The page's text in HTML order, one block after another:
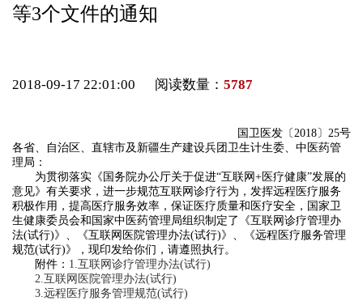
会员中心
等3个文件的通知
2018-09-17 22:01:00 阅读数量： 5787
国卫医发〔2018〕25号
各省、自治区、直辖市及新疆生产建设兵团卫生计生委、中医药管
理局：
为贯彻落实《国务院办公厅关于促进“互联网+医疗健康”发展的
意见》有关要求，进一步规范互联网诊疗行为，发挥远程医疗服务
积极作用，提高医疗服务效率，保证医疗质量和医疗安全，国家卫
生健康委员会和国家中医药管理局组织制定了《互联网诊疗管理办
法(试行)》、《互联网医院管理办法(试行)》、《远程医疗服务管理
规范(试行)》，现印发给你们，请遵照执行。
附件： 1.互联网诊疗管理办法(试行)
2.互联网医院管理办法(试行)
3.远程医疗服务管理规范(试行)